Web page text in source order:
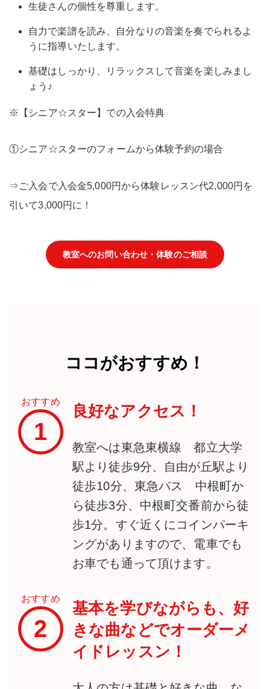
生徒さんの個性を尊重します。
自力で楽譜を読み、自分なりの音楽を奏でられるよ
うに指導いたします。
基礎はしっかり、リラックスして音楽を楽しみまし
ょう♪
※【シニア☆スター】での入会特典
①シニア☆スターのフォームから体験予約の場合
⇒ご入会で入会金5,000円から体験レッスン代2,000円を
引いて3,000円に！
教室へのお問い合わせ・体験のご相談
ココがおすすめ！
おすすめ
1
良好なアクセス！
教室へは東急東横線 都立大学
駅より徒歩9分、自由が丘駅より
徒歩10分、東急バス 中根町か
ら徒歩3分、中根町交番前から徒
歩1分。すぐ近くにコインパーキ
ングがありますので、電車でも
お車でも通って頂けます。
おすすめ
2
基本を学びながらも、好
きな曲などでオーダーメ
イドレッスン！